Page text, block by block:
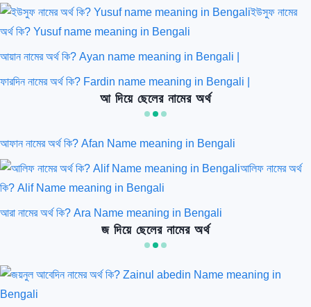
ইউসুফ নামের
অর্থ কি? Yusuf name meaning in Bengali
আয়ান নামের অর্থ কি? Ayan name meaning in Bengali |
ফারদিন নামের অর্থ কি? Fardin name meaning in Bengali |
আ দিয়ে ছেলের নামের অর্থ
আফান নামের অর্থ কি? Afan Name meaning in Bengali
আলিফ নামের অর্থ
কি? Alif Name meaning in Bengali
আরা নামের অর্থ কি? Ara Name meaning in Bengali
জ দিয়ে ছেলের নামের অর্থ